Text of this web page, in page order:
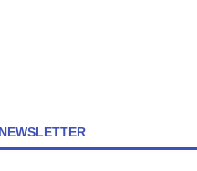
NEWSLETTER